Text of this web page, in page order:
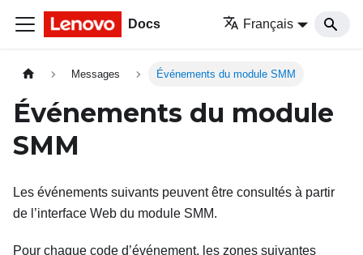
Docs Français
Messages Événements du module SMM
Événements du module
SMM
Les événements suivants peuvent être consultés à partir
de l’interface Web du module SMM.
Pour chaque code d’événement, les zones suivantes